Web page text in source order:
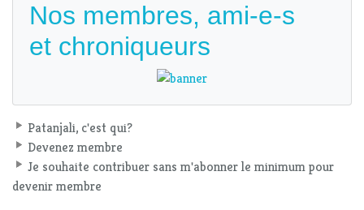
Nos membres, ami-e-s
et chroniqueurs
Patanjali, c'est qui?
Devenez membre
Je souhaite contribuer sans m'abonner le minimum pour
devenir membre